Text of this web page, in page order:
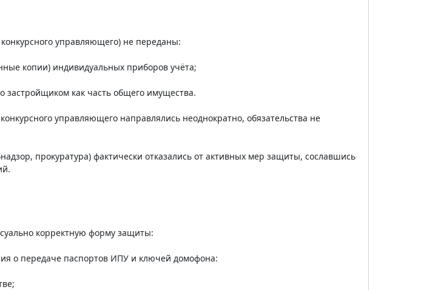
управляющего) не переданы:
копии) индивидуальных приборов учёта;
застройщиком как часть общего имущества.
управляющего направлялись неоднократно, обязательства не
прокуратура) фактически отказались от активных мер защиты, сославшись
корректную форму защиты:
о передаче паспортов ИПУ и ключей домофона: